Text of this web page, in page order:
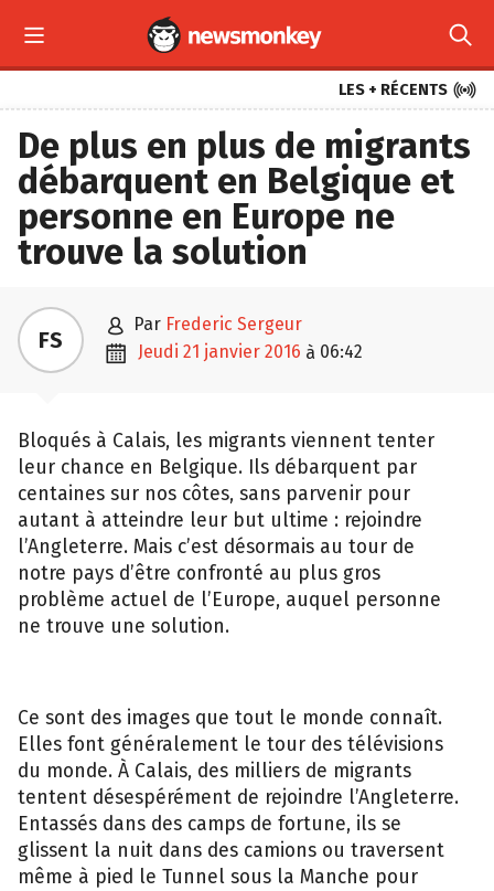
 
LES + RÉCENTS 
De plus en plus de migrants
débarquent en Belgique et
personne en Europe ne
trouve la solution
FS  par Frederic Sergeur
 jeudi 21 janvier 2016 à 06:42
Bloqués à Calais, les migrants viennent tenter
leur chance en Belgique. Ils débarquent par
centaines sur nos côtes, sans parvenir pour
autant à atteindre leur but ultime : rejoindre
l’Angleterre. Mais c’est désormais au tour de
notre pays d’être confronté au plus gros
problème actuel de l’Europe, auquel personne
ne trouve une solution.
Ce sont des images que tout le monde connaît.
Elles font généralement le tour des télévisions
du monde. À Calais, des milliers de migrants
tentent désespérément de rejoindre l’Angleterre.
Entassés dans des camps de fortune, ils se
glissent la nuit dans des camions ou traversent
même à pied le Tunnel sous la Manche pour